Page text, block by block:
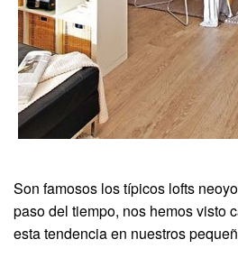
Son famosos los típicos lofts
paso del tiempo, nos hemos visto
esta tendencia en nuestros